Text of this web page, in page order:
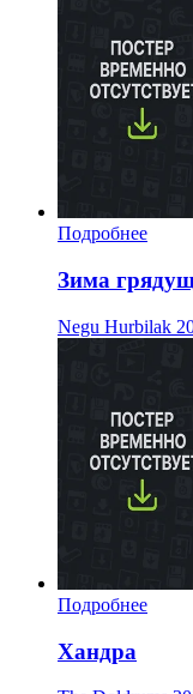
Подробнее
Зима
Negu Hurbilak
Подробнее
Хандра